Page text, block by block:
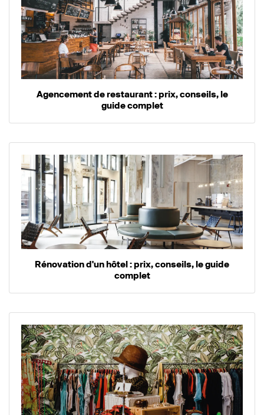
Agencement de restaurant : prix, conseils, le
guide complet
Rénovation d'un hôtel : prix, conseils, le guide
complet